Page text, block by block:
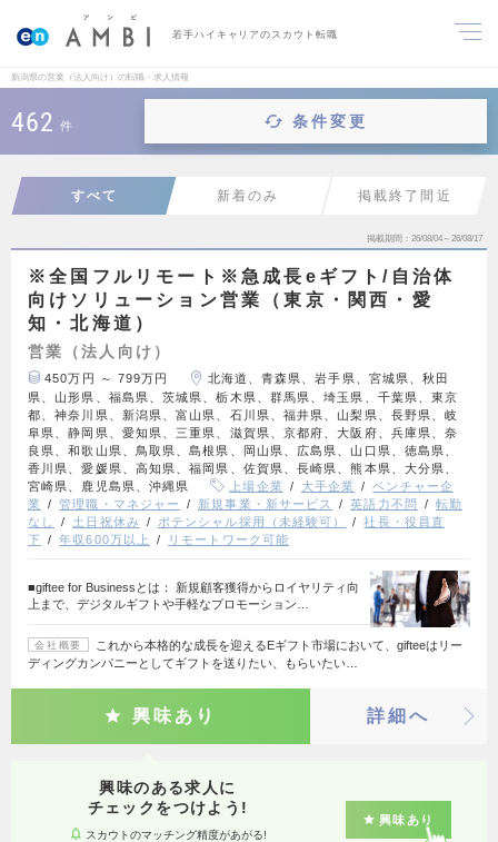
若手ハイキャリアのスカウト転職
新潟県の営業（法人向け）の転職・求人情報
462 件 条件変更
すべて 新着のみ 掲載終了間近
掲載期間 26/08/04～26/08/17
※全国フルリモート※急成長eギフト/自治体
向けソリューション営業（東京・関西・愛
知・北海道）
営業（法人向け）
450万円 ～ 799万円
北海道、青森県、岩手県、宮城県、秋田
県、山形県、福島県、茨城県、栃木県、群馬県、埼玉県、千葉県、東京
都、神奈川県、新潟県、富山県、石川県、福井県、山梨県、長野県、岐
阜県、静岡県、愛知県、三重県、滋賀県、京都府、大阪府、兵庫県、奈
良県、和歌山県、鳥取県、島根県、岡山県、広島県、山口県、徳島県、
香川県、愛媛県、高知県、福岡県、佐賀県、長崎県、熊本県、大分県、
宮崎県、鹿児島県、沖縄県
上場企業 大手企業
ベンチャー企
業
管理職・マネジャー 新規事業・新サービス 英語力不問
転勤
なし
土日祝休み ポテンシャル採用（未経験可）
社長・役員直
下
年収600万以上 リモートワーク可能
■giftee for Businessとは： 新規顧客獲得からロイヤリティ向
上まで、デジタルギフトや手軽なプロモーション…
会社概要
これから本格的な成長を迎えるEギフト市場において、gifteeはリー
ディングカンパニーとしてギフトを送りたい、もらいたい…
興味あり 詳細へ
興味のある求人に
チェックをつけよう!
スカウトのマッチング精度があがる!
興味あり